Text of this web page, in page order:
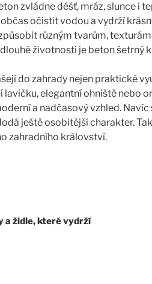
zvládne déšť, mráz, slunce i
očistit vodou a vydrží
různým tvarům,
životnosti je beton šetrný
do zahrady nejen praktické
elegantní ohniště nebo
a nadčasový vzhled.
ještě osobitější charakter.
zahradního království.
a židle, které vydrží